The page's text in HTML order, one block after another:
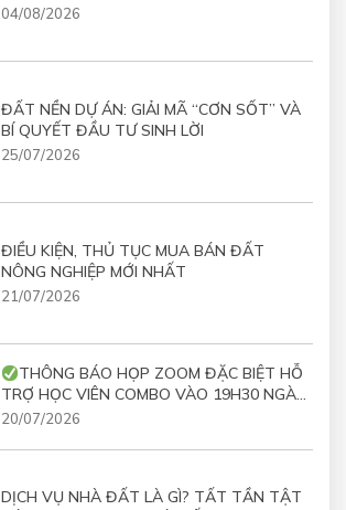
04/08/2026
ĐẤT NỀN DỰ ÁN: GIẢI MÃ “CƠN SỐT” VÀ
BÍ QUYẾT ĐẦU TƯ SINH LỜI
25/07/2026
ĐIỀU KIỆN, THỦ TỤC MUA BÁN ĐẤT
NÔNG NGHIỆP MỚI NHẤT
21/07/2026
THÔNG BÁO HỌP ZOOM ĐẶC BIỆT HỖ
TRỢ HỌC VIÊN COMBO VÀO 19H30 NGÀY
21/07/2026
20/07/2026
DỊCH VỤ NHÀ ĐẤT LÀ GÌ? TẤT TẦN TẬT